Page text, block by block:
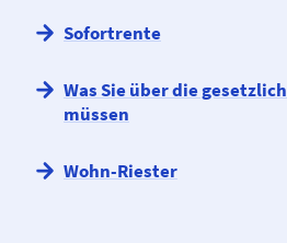
Sofortrente
Was Sie über die
müssen
Wohn-Riester